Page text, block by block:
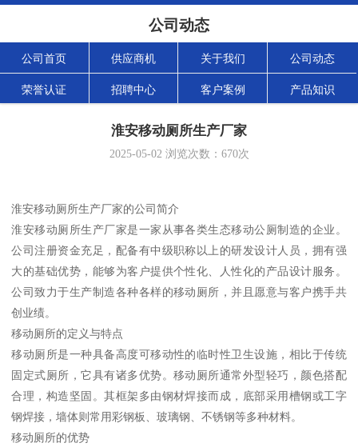
公司动态
公司首页 供应商机 关于我们 公司动态
荣誉认证 招聘中心 客户案例 产品知识
淮安移动厕所生产厂家
2025-05-02浏览次数： 670次
淮安移动厕所生产厂家的公司简介
淮安移动厕所生产厂家是一家从事各类生态移动公厕制造的企业。
公司注册资金充足，配备有中级职称以上的研发设计人员，拥有强
大的基础优势，能够为客户提供个性化、人性化的产品设计服务。
公司致力于生产制造各种各样的移动厕所，并且愿意与客户携手共
创业绩。
移动厕所的定义与特点
移动厕所是一种具备高度可移动性的临时性卫生设施，相比于传统
固定式厕所，它具有诸多优势。移动厕所通常外型轻巧，颜色搭配
合理，构造坚固。其框架多由钢材焊接而成，底部采用槽钢或工字
钢焊接，墙体则常用彩钢板、玻璃钢、不锈钢等多种材料。
移动厕所的优势